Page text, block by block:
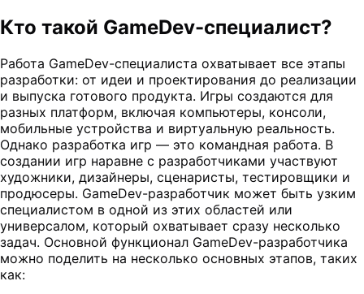
Кто такой GameDev-специалист?
Работа GameDev-специалиста охватывает все этапы
разработки: от идеи и проектирования до реализации
и выпуска готового продукта. Игры создаются для
разных платформ, включая компьютеры, консоли,
мобильные устройства и виртуальную реальность.
Однако разработка игр — это командная работа. В
создании игр наравне с разработчиками участвуют
художники, дизайнеры, сценаристы, тестировщики и
продюсеры. GameDev-разработчик может быть узким
специалистом в одной из этих областей или
универсалом, который охватывает сразу несколько
задач. Основной функционал GameDev-разработчика
можно поделить на несколько основных этапов, таких
как: